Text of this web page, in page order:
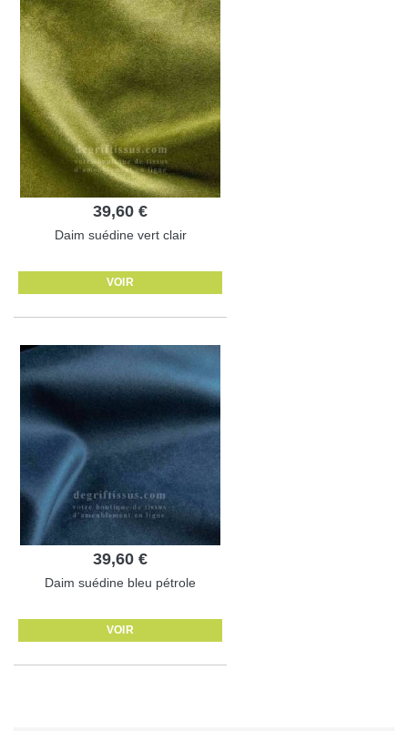
39,60 €
Daim suédine vert clair
VOIR
39,60 €
Daim suédine bleu pétrole
VOIR